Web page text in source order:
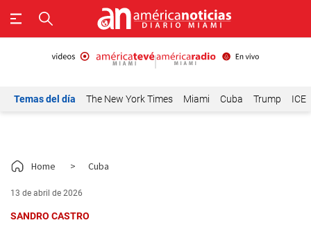
Temas del día The New York Times Miami Cuba Trump ICE
Home > Cuba
13 de abril de 2026
SANDRO CASTRO